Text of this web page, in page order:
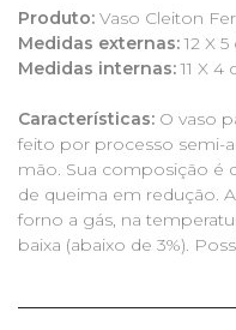
Produto: Vaso Cleiton
Medidas externas: 12 X
Medidas internas: 11 X
Características: O vaso
feito por processo semi-
mão. Sua composição é
de queima em redução.
forno a gás, na
baixa (abaixo de 3%).